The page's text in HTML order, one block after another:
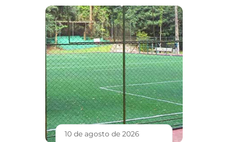
10 de agosto de 2026